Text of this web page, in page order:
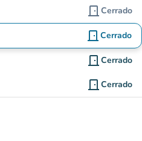
door_front Cerrado
door_front Cerrado
door_front Cerrado
door_front Cerrado